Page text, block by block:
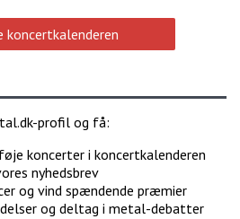
koncertkalenderen
profil og få:
koncerter i koncertkalenderen
nyhedsbrev
og vind spændende præmier
og deltag i metal-debatter